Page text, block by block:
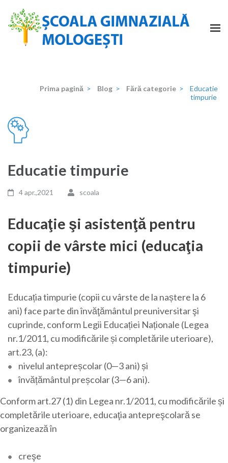
conținut
(apasă
Prima pagină > Blog > Fără categorie >
Educatie
timpurie
Educatie timpurie
4 apr.,2021 scoala
Educaţie şi asistenţă pentru
copii de vârste mici (educaţia
timpurie)
Educația timpurie (copii cu vârste de la naștere la 6
ani) face parte din învăţământul preuniversitar şi
cuprinde, conform Legii Educației Naționale (Legea
nr.1/2011, cu modificările și completările uterioare),
art.23, (a):
nivelul antepreșcolar (0—3 ani) și
învățământul preșcolar (3—6 ani).
Conform art.27 (1) din Legea nr.1/2011, cu modificările și
completările uterioare, educaţia antepreşcolară se
organizează în
creşe